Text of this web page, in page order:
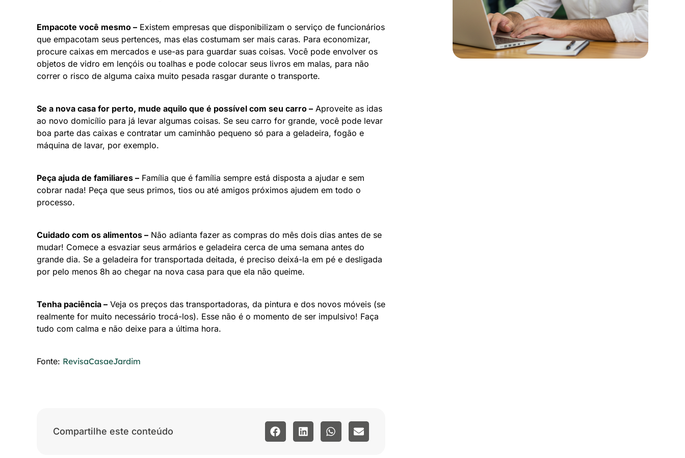
Empacote você mesmo – Existem empresas que disponibilizam o serviço de funcionários
que empacotam seus pertences, mas elas costumam ser mais caras. Para economizar,
procure caixas em mercados e use-as para guardar suas coisas. Você pode envolver os
objetos de vidro em lençóis ou toalhas e pode colocar seus livros em malas, para não
correr o risco de alguma caixa muito pesada rasgar durante o transporte.
Se a nova casa for perto, mude aquilo que é possível com seu carro – Aproveite as idas
ao novo domicílio para já levar algumas coisas. Se seu carro for grande, você pode levar
boa parte das caixas e contratar um caminhão pequeno só para a geladeira, fogão e
máquina de lavar, por exemplo.
Peça ajuda de familiares – Família que é família sempre está disposta a ajudar e sem
cobrar nada! Peça que seus primos, tios ou até amigos próximos ajudem em todo o
processo.
Cuidado com os alimentos – Não adianta fazer as compras do mês dois dias antes de se
mudar! Comece a esvaziar seus armários e geladeira cerca de uma semana antes do
grande dia. Se a geladeira for transportada deitada, é preciso deixá-la em pé e desligada
por pelo menos 8h ao chegar na nova casa para que ela não queime.
Tenha paciência – Veja os preços das transportadoras, da pintura e dos novos móveis (se
realmente for muito necessário trocá-los). Esse não é o momento de ser impulsivo! Faça
tudo com calma e não deixe para a última hora.
Fonte: RevisaCasaeJardim
Compartilhe este conteúdo